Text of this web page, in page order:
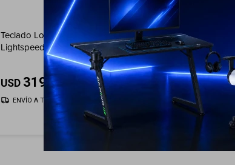
Teclado Logitech X60
Lightspeed Gaming TKL
USD 319 USD287
ENVÍO A TODO EL PAÍS